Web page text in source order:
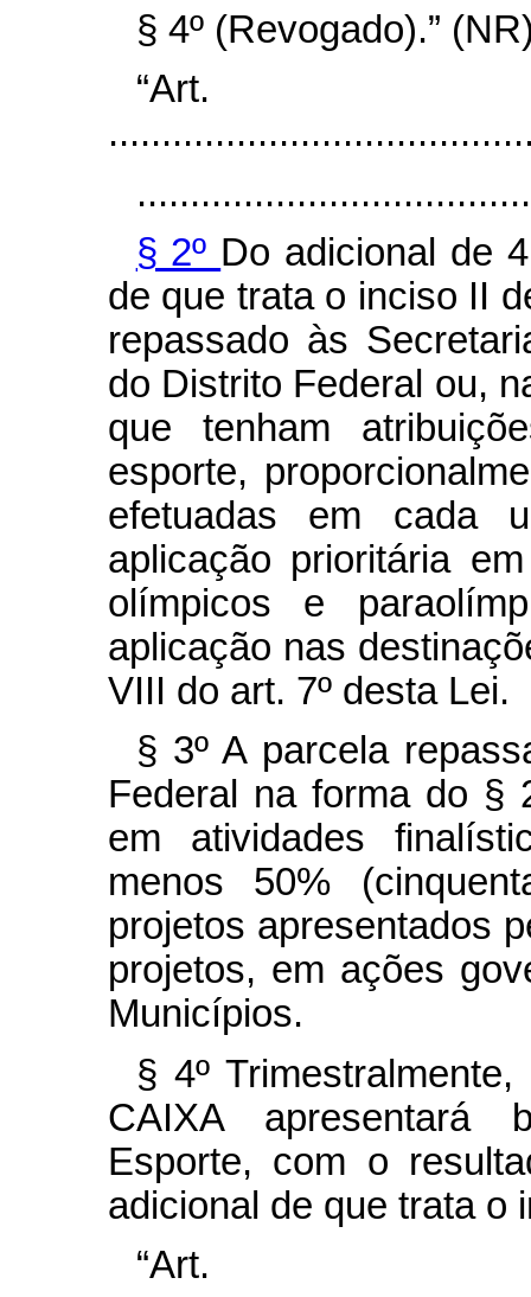
§ 4º (Revogado).”
§ 2º Do adicional de
de que trata o inciso II
repassado às
do Distrito Federal ou,
que tenham
esporte,
efetuadas em cada
aplicação prioritária
olímpicos e
aplicação nas
VIII do art. 7º desta Lei.
§ 3ºA parcela
Federal na forma do §
em atividades
menos 50%
projetos apresentados
projetos, em ações
Municípios.
§ 4º
CAIXA apresentará
Esporte, com o
adicional de que trata o